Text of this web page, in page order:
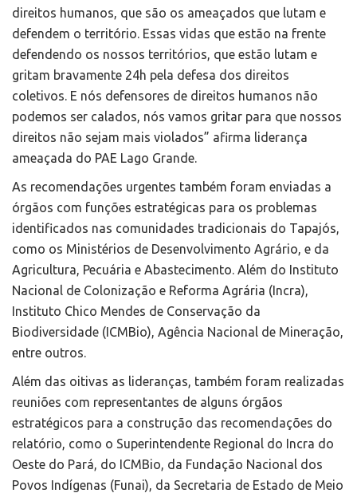
direitos humanos, que são os ameaçados que lutam e
defendem o território. Essas vidas que estão na frente
defendendo os nossos territórios, que estão lutam e
gritam bravamente 24h pela defesa dos direitos
coletivos. E nós defensores de direitos humanos não
podemos ser calados, nós vamos gritar para que nossos
direitos não sejam mais violados” afirma liderança
ameaçada do PAE Lago Grande.
As recomendações urgentes também foram enviadas a
órgãos com funções estratégicas para os problemas
identificados nas comunidades tradicionais do Tapajós,
como os Ministérios de Desenvolvimento Agrário, e da
Agricultura, Pecuária e Abastecimento. Além do Instituto
Nacional de Colonização e Reforma Agrária (Incra),
Instituto Chico Mendes de Conservação da
Biodiversidade (ICMBio), Agência Nacional de Mineração,
entre outros.
Além das oitivas as lideranças, também foram realizadas
reuniões com representantes de alguns órgãos
estratégicos para a construção das recomendações do
relatório, como o Superintendente Regional do Incra do
Oeste do Pará, do ICMBio, da Fundação Nacional dos
Povos Indígenas (Funai), da Secretaria de Estado de Meio